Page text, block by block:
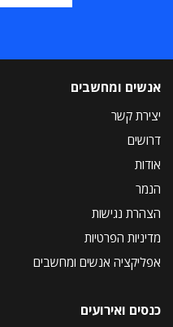
אנשים ומחשבים
יצירת קשר
דרושים
אודות
הנמר
הצהרת נגישות
מדיניות הפרטיות
אפליקציה אנשים ומחשבים
כנסים ואירועים